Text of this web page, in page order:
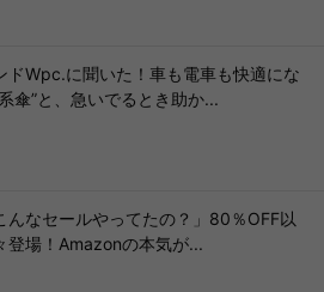
ドWpc.に聞いた！車も電車も快適にな
傘”と、急いでるとき助か...
んなセールやってたの？」80％OFF以
登場！Amazonの本気が...